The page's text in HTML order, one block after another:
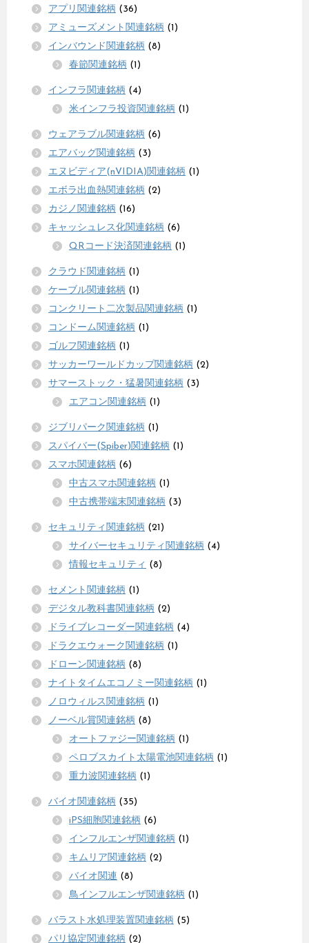
アプリ関連銘柄 (36)
アミューズメント関連銘柄 (1)
インバウンド関連銘柄 (8)
春節関連銘柄 (1)
インフラ関連銘柄 (4)
米インフラ投資関連銘柄 (1)
ウェアラブル関連銘柄 (6)
エアバッグ関連銘柄 (3)
エヌビディア(nVIDIA)関連銘柄 (1)
エボラ出血熱関連銘柄 (2)
カジノ関連銘柄 (16)
キャッシュレス化関連銘柄 (6)
QRコード決済関連銘柄 (1)
クラウド関連銘柄 (1)
ケーブル関連銘柄 (1)
コンクリート二次製品関連銘柄 (1)
コンドーム関連銘柄 (1)
ゴルフ関連銘柄 (1)
サッカーワールドカップ関連銘柄 (2)
サマーストック・猛暑関連銘柄 (3)
エアコン関連銘柄 (1)
ジブリパーク関連銘柄 (1)
スパイバー(Spiber)関連銘柄 (1)
スマホ関連銘柄 (6)
中古スマホ関連銘柄 (1)
中古携帯端末関連銘柄 (3)
セキュリティ関連銘柄 (21)
サイバーセキュリティ関連銘柄 (4)
情報セキュリティ (8)
セメント関連銘柄 (1)
デジタル教科書関連銘柄 (2)
ドライブレコーダー関連銘柄 (4)
ドラクエウォーク関連銘柄 (1)
ドローン関連銘柄 (8)
ナイトタイムエコノミー関連銘柄 (1)
ノロウィルス関連銘柄 (1)
ノーベル賞関連銘柄 (8)
オートファジー関連銘柄 (1)
ペロブスカイト太陽電池関連銘柄 (1)
重力波関連銘柄 (1)
バイオ関連銘柄 (35)
iPS細胞関連銘柄 (6)
インフルエンザ関連銘柄 (1)
キムリア関連銘柄 (2)
バイオ関連 (8)
鳥インフルエンザ関連銘柄 (1)
バラスト水処理装置関連銘柄 (5)
パリ協定関連銘柄 (2)